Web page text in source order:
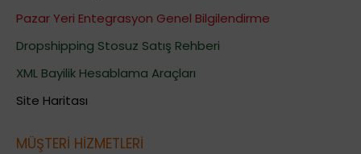
Pazar Yeri Entegrasyon Genel Bilgilendirme
Dropshipping Stosuz Satış Rehberi
XML Bayilik Hesablama Araçları
Site Haritası
MÜŞTERİ HİZMETLERİ